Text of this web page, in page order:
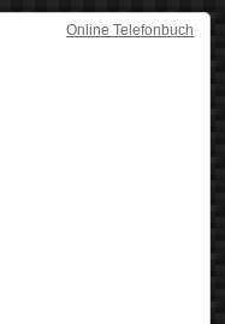
Online Telefonbuch